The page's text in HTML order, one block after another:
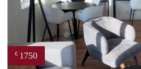
€ 1750